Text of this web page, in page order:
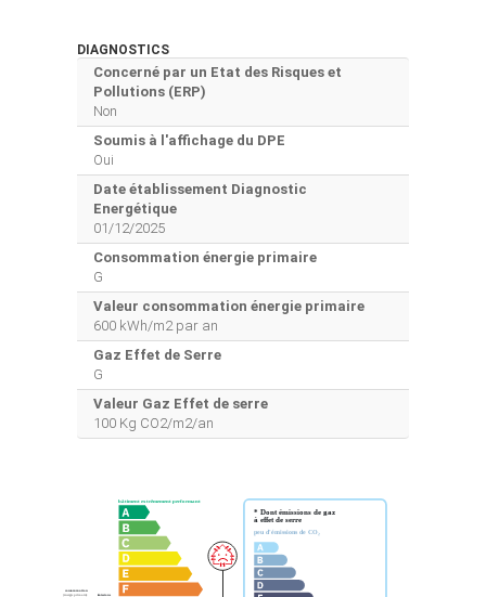
DIAGNOSTICS
Concerné par un Etat des Risques et
Pollutions (ERP)
Non
Soumis à l'affichage du DPE
Oui
Date établissement Diagnostic
Energétique
01/12/2025
Consommation énergie primaire
G
Valeur consommation énergie primaire
600 kWh/m2 par an
Gaz Effet de Serre
G
Valeur Gaz Effet de serre
100 Kg CO2/m2/an